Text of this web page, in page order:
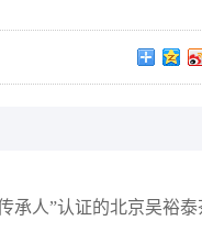
承人”认证的北京吴裕